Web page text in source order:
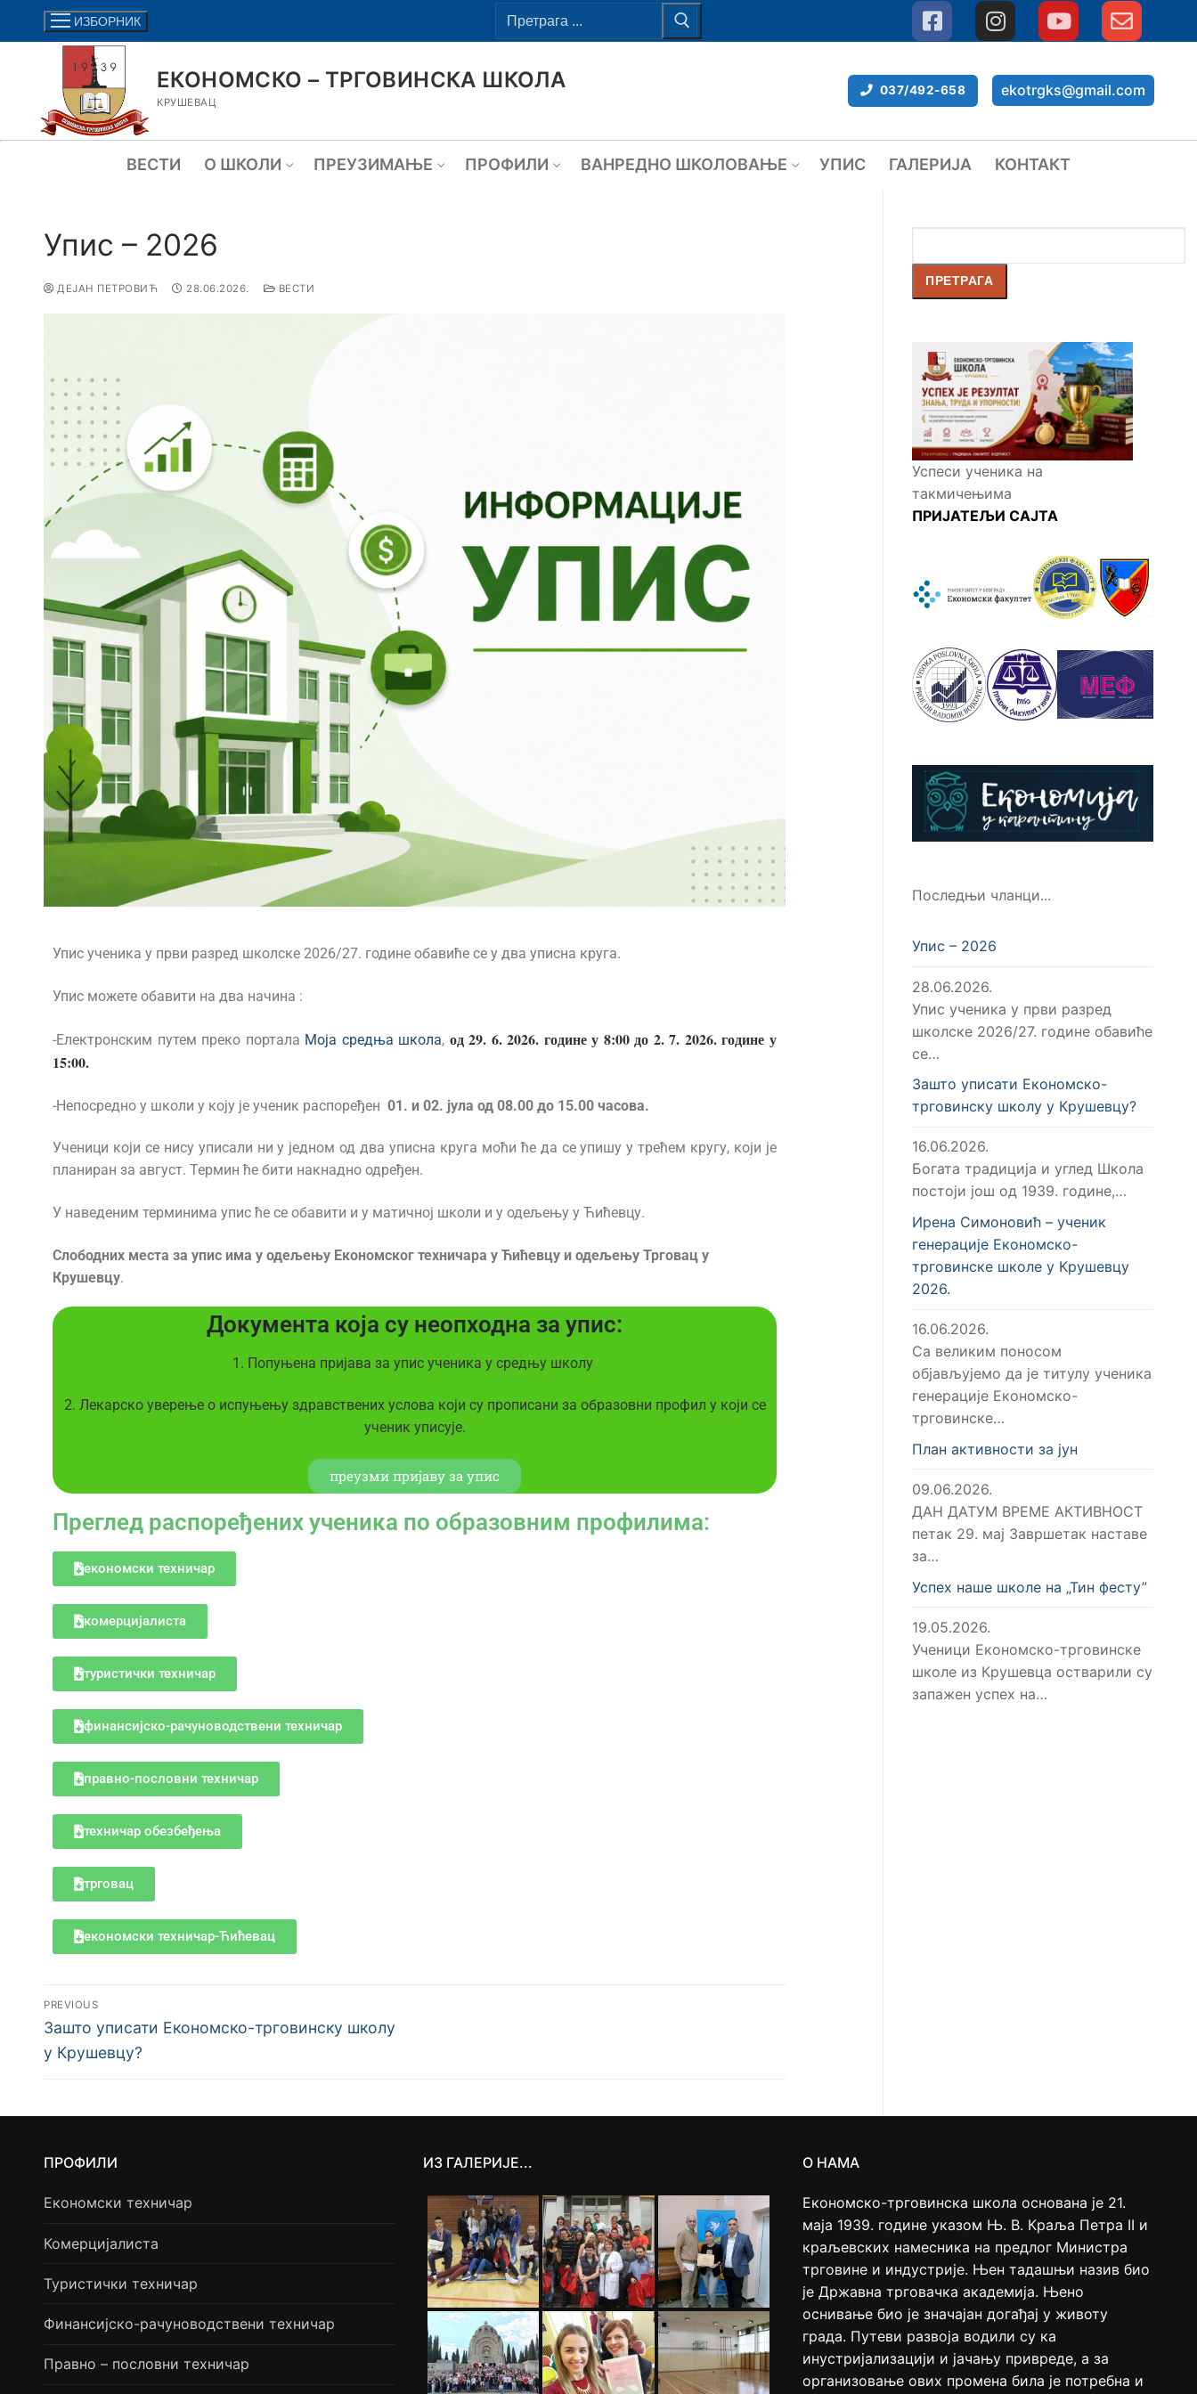
ИЗБОРНИК
ЕКОНОМСКО – ТРГОВИНСКА ШКОЛА
КРУШЕВАЦ
037/492-658 ekotrgks@gmail.com
ВЕСТИ О ШКОЛИ ПРЕУЗИМАЊЕ ПРОФИЛИ ВАНРЕДНО ШКОЛОВАЊЕ УПИС ГАЛЕРИЈА КОНТАКТ
Упис – 2026
ДЕЈАН ПЕТРОВИЋ 28.06.2026. ВЕСТИ
Упис ученика у први разред школске 2026/27. године обавиће се у два уписна круга.
Упис можете обавити на два начина :
-Електронским путем преко портала Моја средња школа, од 29. 6. 2026. године у 8:00 до 2. 7. 2026. године у
15:00.
-Непосредно у школи у коју је ученик распоређен 01. и 02. јула од 08.00 до 15.00 часова.
Ученици који се нису уписали ни у једном од два уписна кругa моћи ће да се упишу у трећем кругу, који је
планиран за август. Термин ће бити накнадно одређен.
У наведеним терминима упис ће се обавити и у матичној школи и у одељењу у Ћићевцу.
Слободних места за упис има у одељењу Економског техничара у Ћићевцу и одељењу Трговац у
Крушевцу.
Документа која су неопходна за упис:
1. Попуњена пријава за упис ученика у средњу школу
2. Лекарско уверење о испуњењу здравствених услова који су прописани за образовни профил у који се
ученик уписује.
преузми пријаву за упис
Преглед распоређених ученика по образовним профилима:
економски техничар
комерцијалиста
туристички техничар
финансијско-рачуноводствени техничар
правно-пословни техничар
техничар обезбеђења
трговац
економски техничар-Ћићевац
PREVIOUS
Зашто уписати Економско-трговинску школу
у Крушевцу?
ПРЕТРАГА
Успеси ученика на
такмичењима
ПРИЈАТЕЉИ САЈТА
Последњи чланци...
Упис – 2026
28.06.2026.
Упис ученика у први разред
школске 2026/27. године обавиће
се…
Зашто уписати Економско-
трговинску школу у Крушевцу?
16.06.2026.
Богата традиција и углед Школа
постоји још од 1939. године,…
Ирена Симоновић – ученик
генерације Економско-
трговинске школе у Крушевцу
2026.
16.06.2026.
Са великим поносом
објављујемо да је титулу ученика
генерације Економско-
трговинске…
План активности за јун
09.06.2026.
ДАН ДАТУМ ВРЕМЕ АКТИВНОСТ
петак 29. мај Завршетак наставе
за…
Успех наше школе на „Тин фесту”
19.05.2026.
Ученици Економско-трговинске
школе из Крушевца остварили су
запажен успех на…
ПРОФИЛИ
Економски техничар
Комерцијалиста
Туристички техничар
Финансијско-рачуноводствени техничар
Правно – пословни техничар
ИЗ ГАЛЕРИЈЕ... О НАМА
Економско-трговинска школа основана је 21.
маја 1939. године указом Њ. В. Краља Петра II и
краљевских намесника на предлог Министра
трговине и индустрије. Њен тадашњи назив био
је Државна трговачка академија. Њено
оснивање био је значајан догађај у животу
града. Путеви развоја водили су ка
инустријализацији и јачању привреде, а за
организовање ових промена била је потребна и